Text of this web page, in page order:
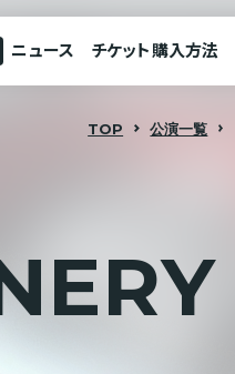
ニュース チケット購入方法
TOP 公演一覧
ERY